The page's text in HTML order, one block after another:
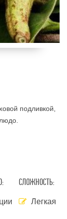
подливкой,
СЛОЖНОСТЬ:
Легкая